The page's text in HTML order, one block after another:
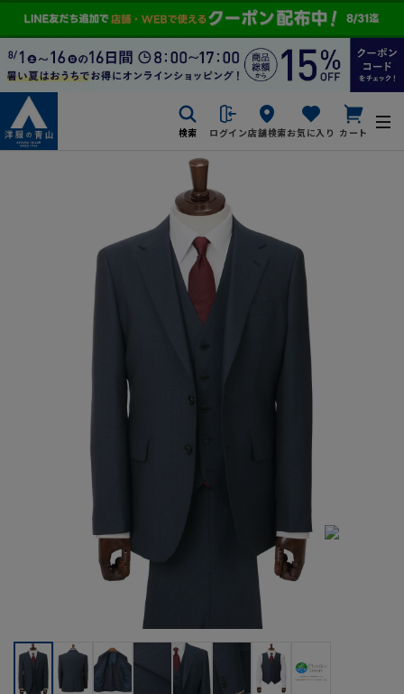
検索 ログイン店舗検索お気に入り カート